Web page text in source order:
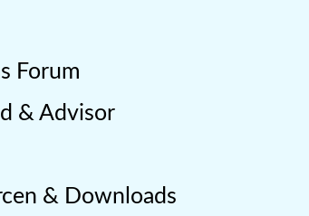
Forum
& Advisor
& Downloads